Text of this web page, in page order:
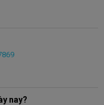
nay?